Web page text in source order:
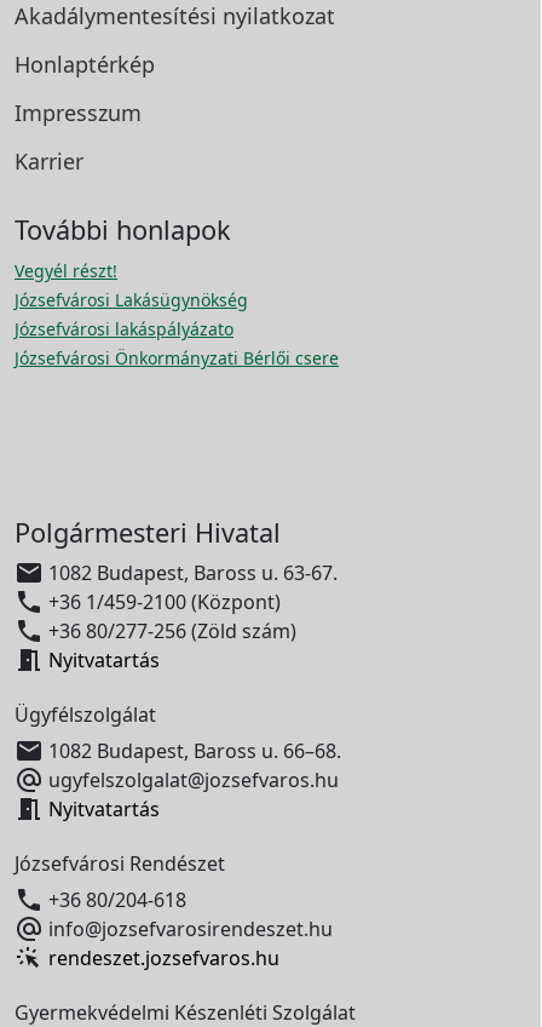
Akadálymentesítési nyilatkozat
Honlaptérkép
Impresszum
Karrier
További honlapok
Vegyél részt!
Józsefvárosi Lakásügynökség
Józsefvárosi lakáspályázato
Józsefvárosi Önkormányzati Bérlői csere
Polgármesteri Hivatal
 1082 Budapest, Baross u. 63-67.
 +36 1/459-2100 (Központ)
 +36 80/277-256 (Zöld szám)
 Nyitvatartás
Ügyfélszolgálat
 1082 Budapest, Baross u. 66–68.
 ugyfelszolgalat@jozsefvaros.hu
 Nyitvatartás
Józsefvárosi Rendészet
 +36 80/204-618
 info@jozsefvarosirendeszet.hu
rendeszet.jozsefvaros.hu
Gyermekvédelmi Készenléti Szolgálat